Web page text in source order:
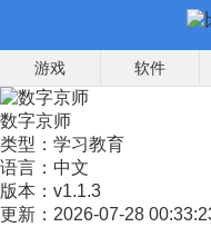
游戏 软件
数字京师
类型： 学习教育
语言： 中文
版本： v1.1.3
更新： 2026-07-28